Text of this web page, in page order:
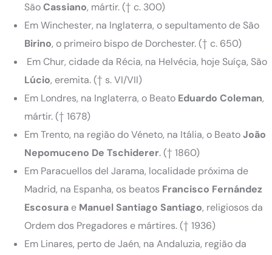
SãoCassiano, mártir.(† c. 300)
Em Winchester, na Inglaterra, o sepultamento de São
Birino, o primeiro bispo de Dorchester.(† c. 650)
Em Chur, cidade da Récia, na Helvécia, hoje Suíça, São
Lúcio, eremita.(† s. VI/VII)
Em Londres, na Inglaterra, o Beato Eduardo Coleman,
mártir.(† 1678)
Em Trento, na região do Véneto, na Itália, o BeatoJoão
Nepomuceno De Tschiderer.(† 1860)
Em Paracuellos del Jarama, localidade próxima de
Madrid, na Espanha, os beatos Francisco Fernández
Escosura e Manuel Santiago Santiago, religiosos da
Ordem dos Pregadores e mártires.(† 1936)
Em Linares, perto de Jaén, na Andaluzia, região da